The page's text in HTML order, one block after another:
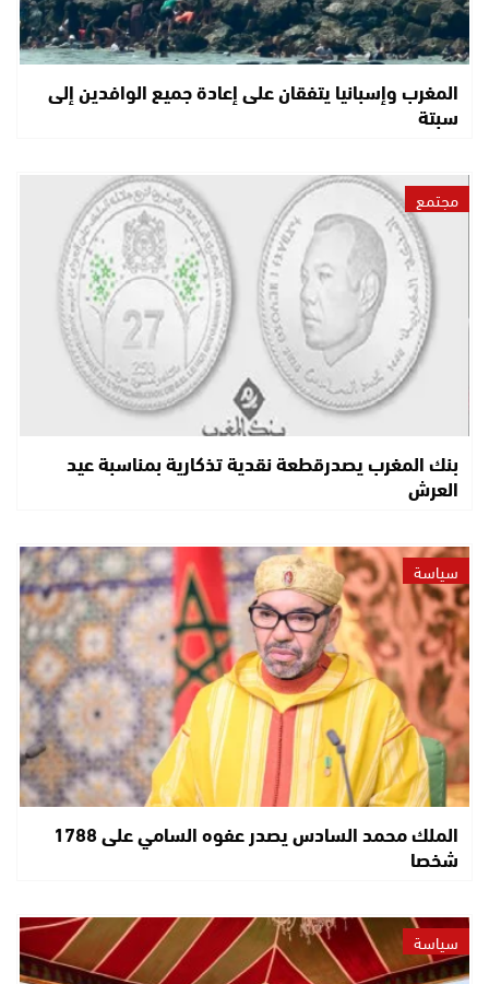
المغرب وإسبانيا يتفقان على إعادة جميع الوافدين إلى
سبتة
مجتمع
بنك المغرب يصدرقطعة نقدية تذكارية بمناسبة عيد
العرش
سياسة
الملك محمد السادس يصدر عفوه السامي على 1788
شخصا
سياسة